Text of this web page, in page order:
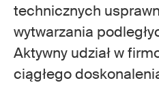
technicznych
wytwarzania
Aktywny udział w
ciągłego